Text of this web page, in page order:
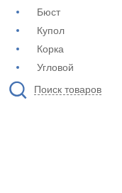
Бюст
Купол
Корка
Угловой
Поиск товаров